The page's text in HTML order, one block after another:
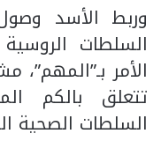
وربط الأسد
السلطات
الأمر بـ”المهم”،
تتعلق بالكم
السلطات الصحية